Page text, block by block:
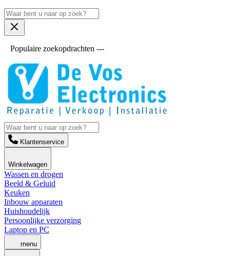
Populaire zoekopdrachten ---
Klantenservice
Winkelwagen
Wassen en drogen
Beeld & Geluid
Keuken
Inbouw apparaten
Huishoudelijk
Persoonlijke verzorging
Laptop en PC
menu